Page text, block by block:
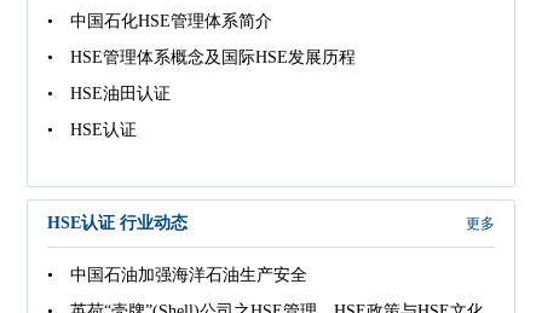
• 中国石化HSE管理体系简介
• HSE管理体系概念及国际HSE发展历程
• HSE油田认证
• HSE认证
HSE认证 行业动态 更多
• 中国石油加强海洋石油生产安全